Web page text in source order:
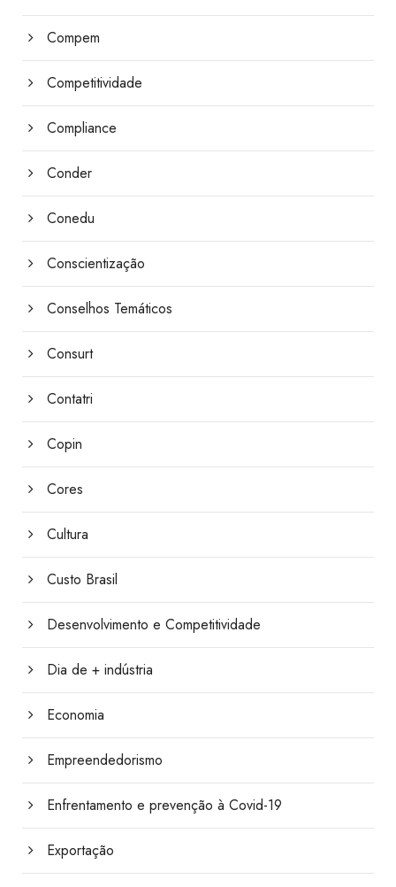
Compem
Competitividade
Compliance
Conder
Conedu
Conscientização
Conselhos Temáticos
Consurt
Contatri
Copin
Cores
Cultura
Custo Brasil
Desenvolvimento e Competitividade
Dia de + indústria
Economia
Empreendedorismo
Enfrentamento e prevenção à Covid-19
Exportação